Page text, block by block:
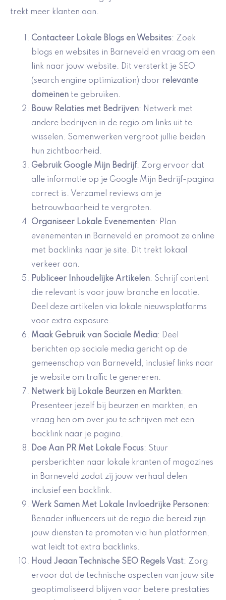
trekt meer klanten aan.
Contacteer Lokale Blogs en Websites: Zoek
blogs en websites in Barneveld en vraag om een
link naar jouw website. Dit versterkt je SEO
(search engine optimization) door relevante
domeinen te gebruiken.
Bouw Relaties met Bedrijven: Netwerk met
andere bedrijven in de regio om links uit te
wisselen. Samenwerken vergroot jullie beiden
hun zichtbaarheid.
Gebruik Google Mijn Bedrijf: Zorg ervoor dat
alle informatie op je Google Mijn Bedrijf-pagina
correct is. Verzamel reviews om je
betrouwbaarheid te vergroten.
Organiseer Lokale Evenementen: Plan
evenementen in Barneveld en promoot ze online
met backlinks naar je site. Dit trekt lokaal
verkeer aan.
Publiceer Inhoudelijke Artikelen: Schrijf content
die relevant is voor jouw branche en locatie.
Deel deze artikelen via lokale nieuwsplatforms
voor extra exposure.
Maak Gebruik van Sociale Media: Deel
berichten op sociale media gericht op de
gemeenschap van Barneveld, inclusief links naar
je website om traffic te genereren.
Netwerk bij Lokale Beurzen en Markten:
Presenteer jezelf bij beurzen en markten, en
vraag hen om over jou te schrijven met een
backlink naar je pagina.
Doe Aan PR Met Lokale Focus: Stuur
persberichten naar lokale kranten of magazines
in Barneveld zodat zij jouw verhaal delen
inclusief een backlink.
Werk Samen Met Lokale Invloedrijke Personen:
Benader influencers uit de regio die bereid zijn
jouw diensten te promoten via hun platformen,
wat leidt tot extra backlinks.
Houd Jeaan Technische SEO Regels Vast: Zorg
ervoor dat de technische aspecten van jouw site
geoptimaliseerd blijven voor betere prestaties